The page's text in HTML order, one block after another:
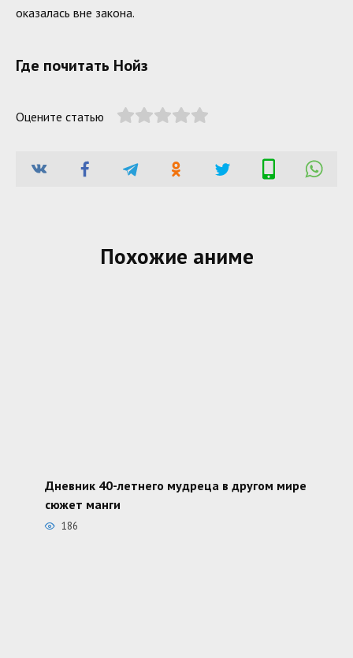
оказалась вне закона.
Где почитать Нойз
Оцените статью
Похожие аниме
Дневник 40-летнего мудреца в другом мире
сюжет манги
186